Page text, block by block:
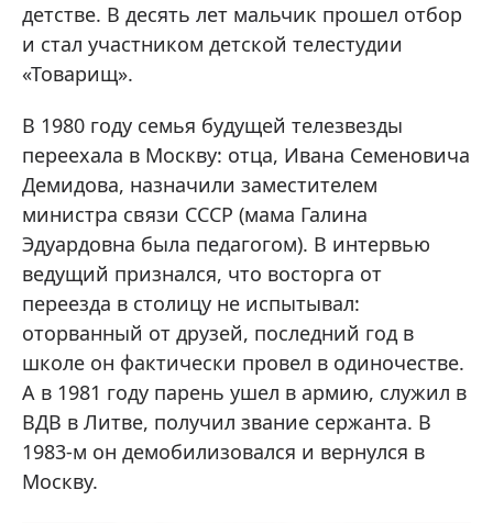
детстве. В десять лет мальчик прошел отбор
и стал участником детской телестудии
«Товарищ».
В 1980 году семья будущей телезвезды
переехала в Москву: отца, Ивана Семеновича
Демидова, назначили заместителем
министра связи СССР (мама Галина
Эдуардовна была педагогом). В интервью
ведущий признался, что восторга от
переезда в столицу не испытывал:
оторванный от друзей, последний год в
школе он фактически провел в одиночестве.
А в 1981 году парень ушел в армию, служил в
ВДВ в Литве, получил звание сержанта. В
1983-м он демобилизовался и вернулся в
Москву.